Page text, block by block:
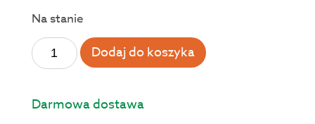
Na stanie
Dodaj do koszyka
Darmowa dostawa